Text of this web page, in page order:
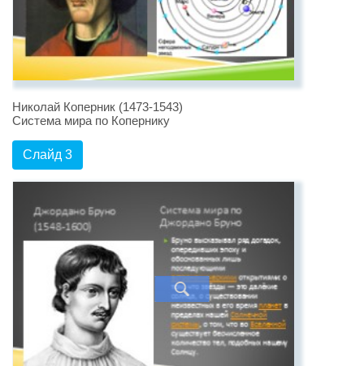
Николай Коперник (1473-1543)
Система мира по Копернику
Слайд 3